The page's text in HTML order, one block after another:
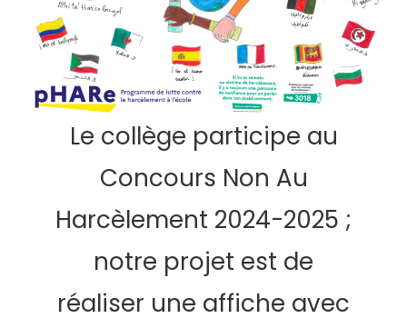
Le collège participe au
Concours Non Au
Harcèlement 2024-2025 ;
notre projet est de
réaliser une affiche avec